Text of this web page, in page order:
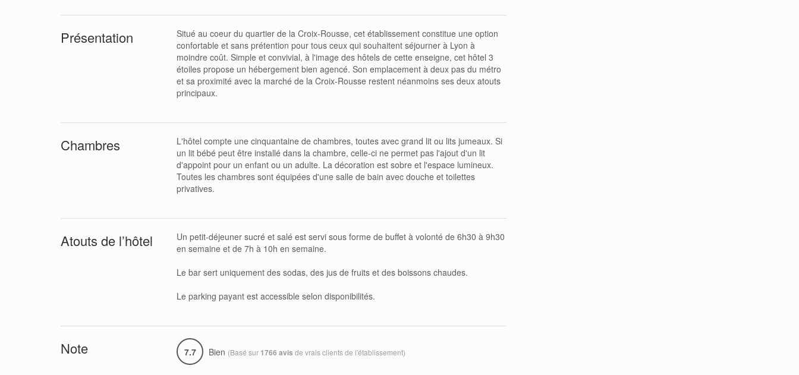
Présentation
Situé au coeur du quartier de la Croix-Rousse, cet établissement constitue une option
confortable et sans prétention pour tous ceux qui souhaitent séjourner à Lyon à
moindre coût. Simple et convivial, à l'image des hôtels de cette enseigne, cet hôtel 3
étoiles propose un hébergement bien agencé. Son emplacement à deux pas du métro
et sa proximité avec la marché de la Croix-Rousse restent néanmoins ses deux atouts
principaux.
Chambres
L'hôtel compte une cinquantaine de chambres, toutes avec grand lit ou lits jumeaux. Si
un lit bébé peut être installé dans la chambre, celle-ci ne permet pas l'ajout d'un lit
d'appoint pour un enfant ou un adulte. La décoration est sobre et l'espace lumineux.
Toutes les chambres sont équipées d'une salle de bain avec douche et toilettes
privatives.
Atouts de l’hôtel
Un petit-déjeuner sucré et salé est servi sous forme de buffet à volonté de 6h30 à 9h30
en semaine et de 7h à 10h en semaine.
Le bar sert uniquement des sodas, des jus de fruits et des boissons chaudes.
Le parking payant est accessible selon disponibilités.
Note 7.7 Bien (Basé sur 1766 avis de vrais clients de l'établissement)